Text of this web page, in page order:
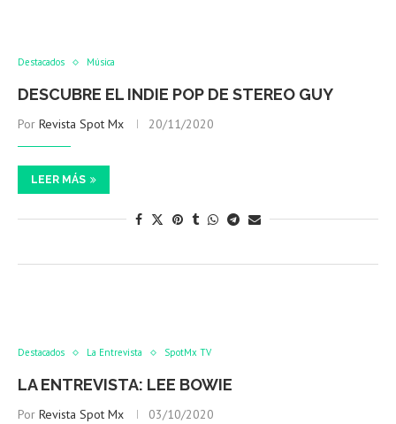
Destacados Música
DESCUBRE EL INDIE POP DE STEREO GUY
Por Revista Spot Mx 20/11/2020
LEER MÁS
Destacados La Entrevista SpotMx TV
LA ENTREVISTA: LEE BOWIE
Por Revista Spot Mx 03/10/2020